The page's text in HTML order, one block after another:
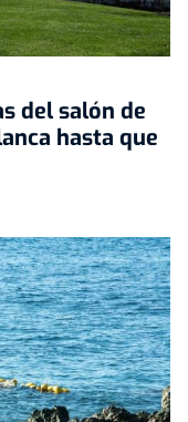
del salón de
hasta que